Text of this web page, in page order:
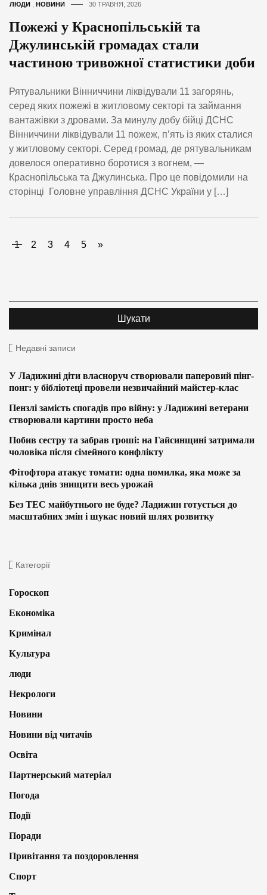
ЛЮДИ НОВИНИ 30 ТРАВНЯ, 2026
Пожежі у Краснопільській та
Джулинській громадах стали
частиною тривожної статистики доби
Рятувальники Вінниччини ліквідували 11 загорянь,
серед яких пожежі в житловому секторі та займання
вантажівки з дровами. За минулу добу бійці ДСНС
Вінниччини ліквідували 11 пожеж, п’ять із яких сталися
у житловому секторі. Серед громад, де рятувальникам
довелося оперативно боротися з вогнем, —
Краснопільська та Джулинська. Про це повідомили на
сторінці Головне управління ДСНС України у […]
1 2 3 4 5 »
Недавні записи
У Ладижині діти власноруч створювали паперовий пінг-
понг: у бібліотеці провели незвичайний майстер-клас
Пензлі замість спогадів про війну: у Ладижині ветерани
створювали картини просто неба
Побив сестру та забрав гроші: на Гайсинщині затримали
чоловіка після сімейного конфлікту
Фітофтора атакує томати: одна помилка, яка може за
кілька днів знищити весь урожай
Без ТЕС майбутнього не буде? Ладижин готується до
масштабних змін і шукає новий шлях розвитку
Категорії
Гороскоп
Економіка
Кримінал
Культура
люди
Некрологи
Новини
Новини від читачів
Освіта
Партнерський матеріал
Погода
Події
Поради
Привітання та поздоровлення
Спорт